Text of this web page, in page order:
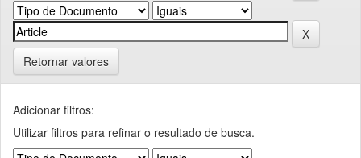
Retornar valores
Adicionar filtros:
Utilizar filtros para refinar o resultado de busca.